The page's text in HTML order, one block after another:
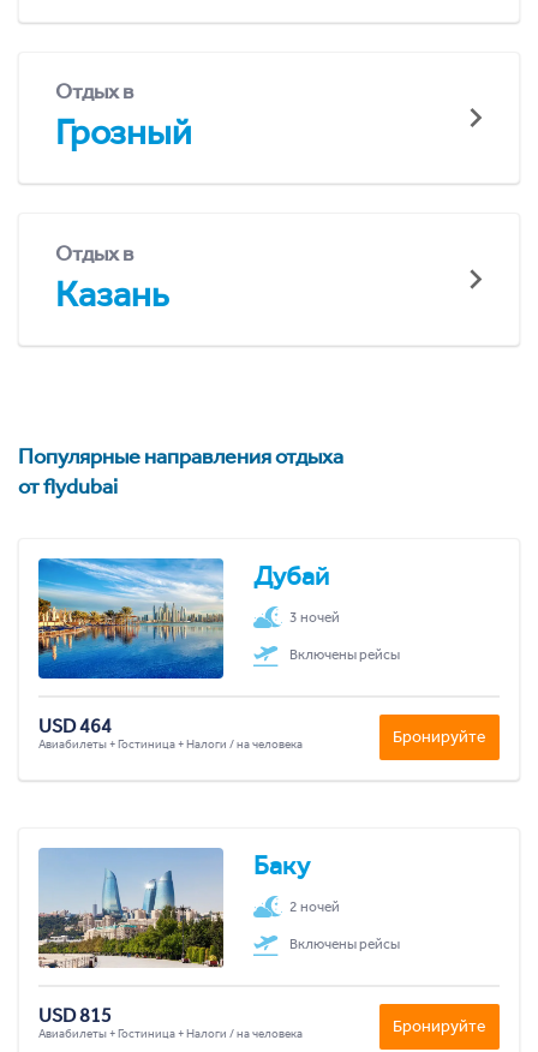
Отдых в
Грозный
Отдых в
Казань
Популярные направления отдыха
от flydubai
Дубай
3 ночей
Включены рейсы
USD 464
Авиабилеты + Гостиница + Налоги / на человека Бронируйте
Баку
2 ночей
Включены рейсы
USD 815
Авиабилеты + Гостиница + Налоги / на человека Бронируйте